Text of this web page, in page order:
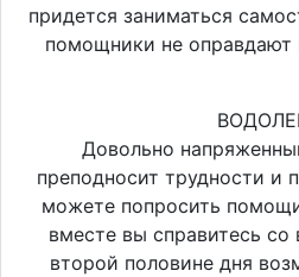
придется заниматься
помощники не
Довольно
преподносит трудности и
можете попросить
вместе вы справитесь
второй половине дня